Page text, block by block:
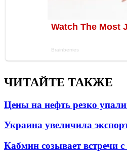
ЧИТАЙТЕ ТАКЖЕ
Цены на нефть резко
Украина увеличила
Кабмин созывает встречи